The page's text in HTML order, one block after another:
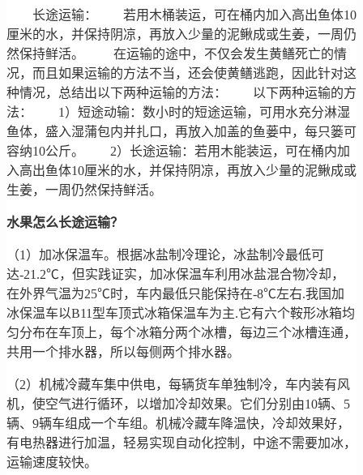
长途运输： 若用木桶装运，可在桶内加入高出鱼体10
厘米的水，并保持阴凉，再放入少量的泥鳅成或生姜，一周仍
然保持鲜活。 在运输的途中，不仅会发生黄鳝死亡的情
况，而且如果运输的方法不当，还会使黄鳝逃跑，因此针对这
种情况，总结出以下两种运输的方法： 以下两种运输的方
法： 1）短途动输：数小时的短途运输，可用水充分淋湿
鱼体，盛入湿蒲包内并扎口，再放入加盖的鱼蒌中，每只篓可
容纳10公斤。 2）长途运输：若用木能装运，可在桶内加
入高出鱼体10厘米的水，并保持阴凉，再放入少量的泥鳅成或
生姜，一周仍然保持鲜活。
水果怎么长途运输？
（1）加冰保温车。根据冰盐制冷理论，冰盐制冷最低可
达-21.2℃，但实践证实，加冰保温车利用冰盐混合物冷却，
在外界气温为25℃时，车内最低只能保持在-8℃左右.我国加
冰保温车以B11型车顶式冰箱保温车为主.它有六个鞍形冰箱均
匀分布在车顶上，每个冰箱分两个冰槽，每边三个冰槽连通，
共用一个排水器，所以每侧两个排水器。
（2）机械冷藏车集中供电，每辆货车单独制冷，车内装有风
机，使空气进行循环，以增加冷却效果。它们分别由10辆、5
辆、9辆车组成一个车组。机械冷藏车降温快，冷却效果好，
有电热器进行加温，轻易实现自动化控制，中途不需要加冰，
运输速度较快。